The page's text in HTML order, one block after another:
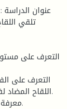
اللقاح المضاد